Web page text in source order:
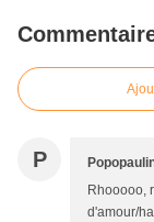
P
Rhooooo,
d'amour/